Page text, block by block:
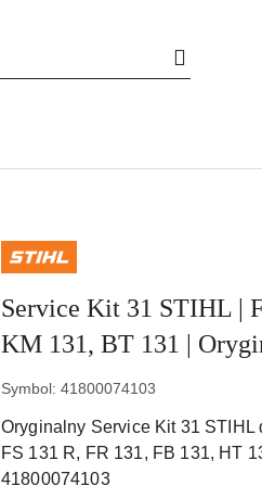
NAZWA
PRODUCENTA:
STIHL
Service Kit 31 STIHL |
KM 131, BT 131 |
Symbol: 41800074103
Oryginalny Service Kit 31
FS 131 R, FR 131, FB 131, HT
41800074103